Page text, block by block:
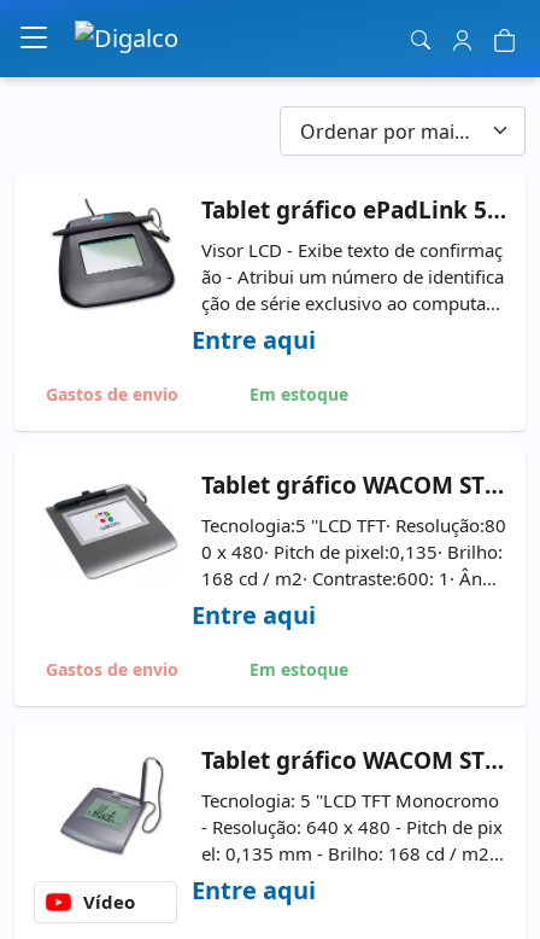
Navegação principal
Tabletgráfico ePadLink 54-64111
Visor LCD - Exibe texto de confirmaç
ão - Atribui um número de identifica
ção de série exclusivo ao computad
or host - Gera assinaturas eletrônica
s juridicamente vinculativas - Alimen
tado por porta USB
Entre aqui
Gastos de envio Em estoque
Tabletgráfico WACOM STU-530
Tecnologia:5 ''LCD TFT· Resolução:80
0 x 480· Pitch de pixel:0,135· Brilho:
168 cd / m2· Contraste:600: 1· Ângu
lo de visão:140ºV / 140ºH· Interface
s:1xUSB 2.0
Entre aqui
Gastos de envio Em estoque
Tabletgráfico WACOM STU-500
Tecnologia: 5 ''LCD TFT Monocromo
- Resolução: 640 x 480 - Pitch de pix
el: 0,135 mm - Brilho: 168 cd / m2 -
Contraste: 600: 1 - Interfaces: 1xUSB
2.0 ·1xPorta Serial ·
Vídeo Entre aqui